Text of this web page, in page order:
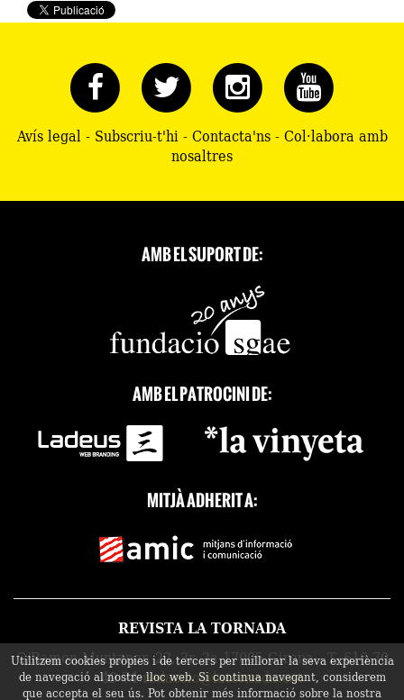
Utilitzem cookies pròpies i de tercers per millorar la seva experiència
de navegació al nostre lloc web. Si continua navegant, considerem
que accepta el seu ús. Pot obtenir més informació sobre la nostra
Avís legal- Subscriu-t'hi-Contacta'ns-Col·labora amb
nosaltres
AMB EL SUPORT DE:
AMB EL PATROCINI DE:
MITJÀ ADHERIT A:
REVISTA LA TORNADA
C/Ramon Muntaner, 22, 3r, 2a 17005 Girona - T. 616 70
49 74redaccio@latornada.cat